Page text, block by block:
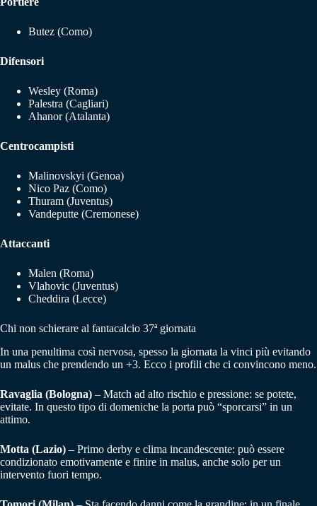
Butez (Como)
Difensori
Wesley (Roma)
Palestra (Cagliari)
Ahanor (Atalanta)
Centrocampisti
Malinovskyi (Genoa)
Nico Paz (Como)
Thuram (Juventus)
Vandeputte (Cremonese)
Attaccanti
Malen (Roma)
Vlahovic (Juventus)
Cheddira (Lecce)
Chi non schierare al fantacalcio 37ª giornata
In una penultima così nervosa, spesso la giornata la vinci più evitando
un malus che prendendo un +3. Ecco i profili che ci convincono meno.
Ravaglia (Bologna) – Match ad alto rischio e pressione: se potete,
evitate. In questo tipo di domeniche la porta può “sporcarsi” in un
attimo.
Motta (Lazio) – Primo derby e clima incandescente: può essere
condizionato emotivamente e finire in malus, anche solo per un
intervento fuori tempo.